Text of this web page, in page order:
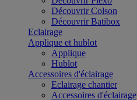
Découvrir Colson
Découvrir Batibox
Eclairage
Applique et hublot
Applique
Hublot
Accessoires d'éclairage
Eclairage chantier
Accessoires d'éclairage